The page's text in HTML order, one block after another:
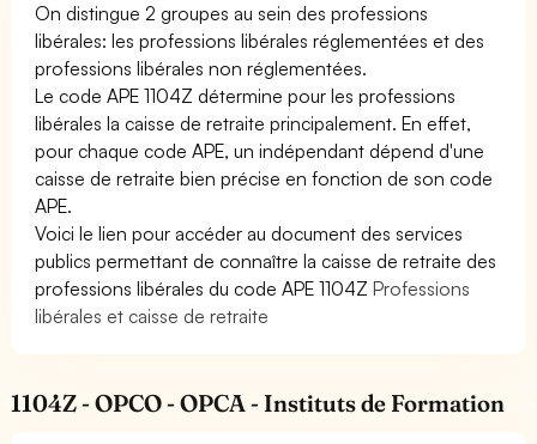
On distingue 2 groupes au sein des professions
libérales: les professions libérales réglementées et des
professions libérales non réglementées.
Le code APE 1104Z détermine pour les professions
libérales la caisse de retraite principalement. En effet,
pour chaque code APE, un indépendant dépend d'une
caisse de retraite bien précise en fonction de son code
APE.
Voici le lien pour accéder au document des services
publics permettant de connaître la caisse de retraite des
professions libérales du code APE 1104ZProfessions
libérales et caisse de retraite
1104Z - OPCO - OPCA - Instituts de Formation